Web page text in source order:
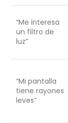
“Me interesa
un filtro de
luz”
“Mi pantalla
tiene rayones
leves”